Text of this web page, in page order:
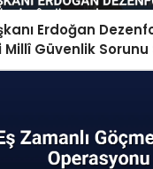
Erdoğan
Güvenlik Sorunu